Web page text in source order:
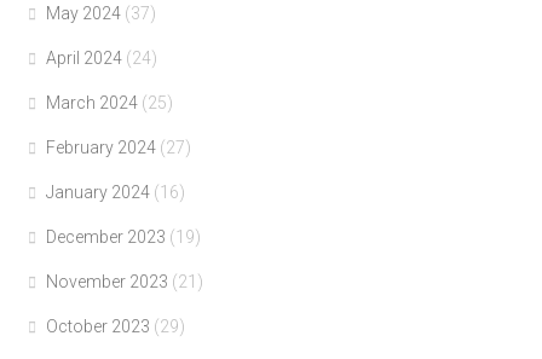
May 2024 (37)
April 2024 (24)
March 2024 (25)
February 2024 (27)
January 2024 (16)
December 2023 (19)
November 2023 (21)
October 2023 (29)